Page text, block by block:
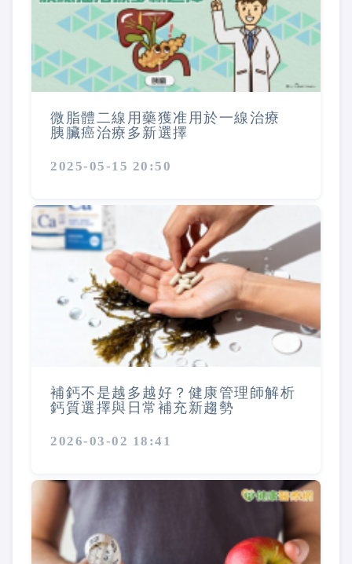
微脂體二線用藥獲准用於一線治療
胰臟癌治療多新選擇
2025-05-15 20:50
補鈣不是越多越好？健康管理師解析
鈣質選擇與日常補充新趨勢
2026-03-02 18:41